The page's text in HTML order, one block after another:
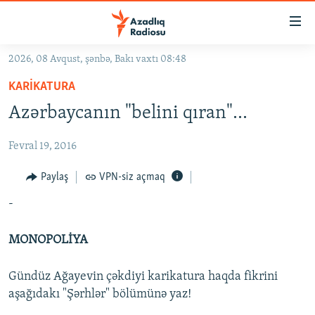
Əsas
qayıt
Əsas
naviqasiyaya
qayıt
GÜNDƏM
#İZAHLA
KORRUPSIOMETR
#ƏSLINDƏ
FƏRQƏ BAX
VIDEO
FOTOQALEREYA
RADIO ARXIV
OXU ZALI
HAQQIMIZDA
2026, 08 Avqust, şənbə, Bakı vaxtı 08:48
KARIKATURA
Azərbaycanın "belini qıran"...
Fevral 19, 2016
Paylaş VPN-siz açmaq
-
MONOPOLİYA
Gündüz Ağayevin çəkdiyi karikatura haqda fikrini
aşağıdakı "Şərhlər" bölümünə yaz!